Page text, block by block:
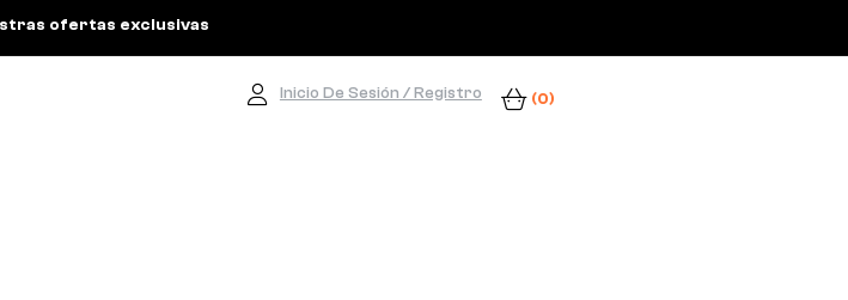
ofertas exclusivas
Inicio De Sesión / Registro (0)